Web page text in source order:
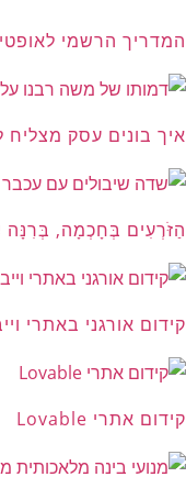
המדריך הרשמי
איך בונים עסק מצליח
הַזֹּרְעִים בְּחָכְמָה, בְּרִנָּה
קידום אורגני באתרי
קידום אתרי Lovable